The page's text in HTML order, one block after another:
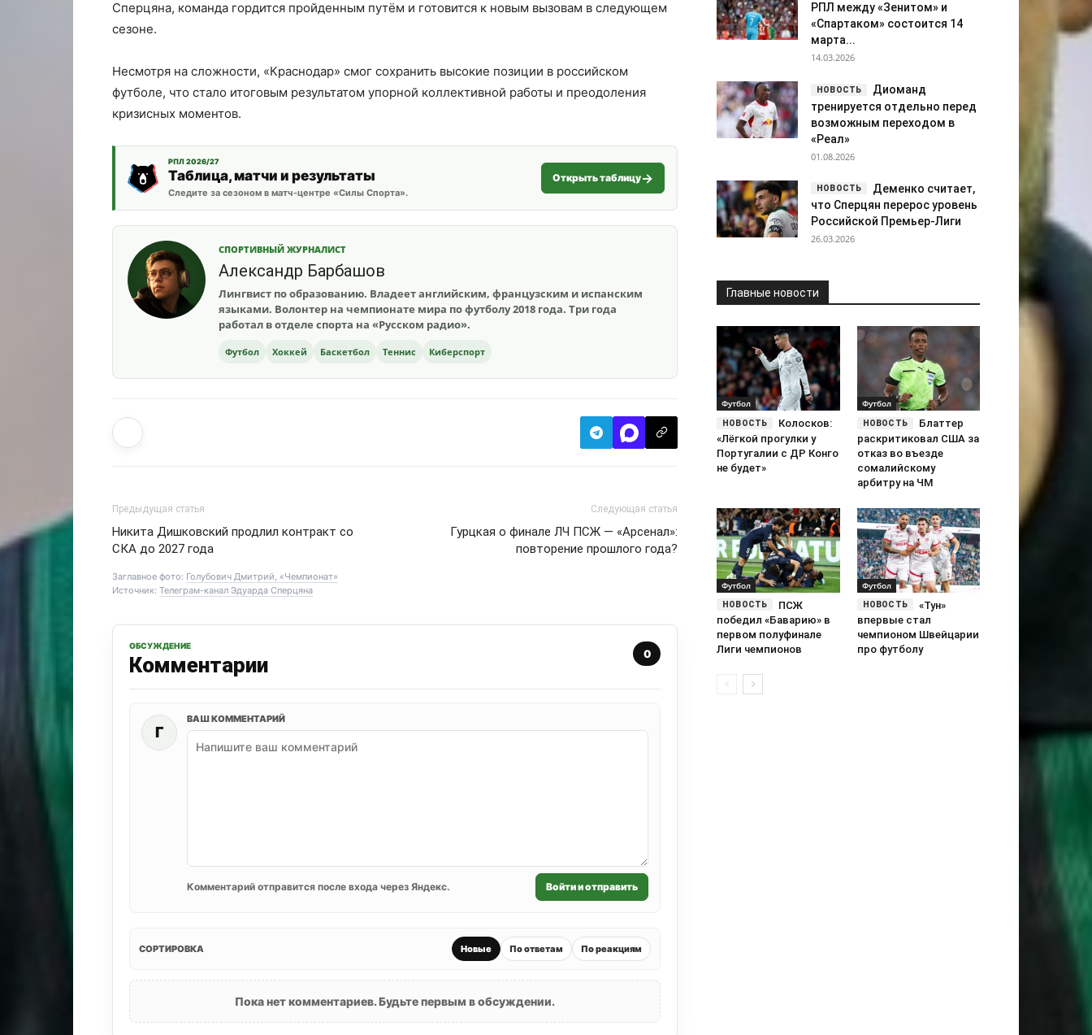
Сперцяна, команда гордится пройденным путём и готовится к новым вызовам в следующем
сезоне.
Несмотря на сложности, «Краснодар» смог сохранить высокие позиции в российском
футболе, что стало итоговым результатом упорной коллективной работы и преодоления
кризисных моментов.
РПЛ 2026/27
Таблица, матчи и результаты
Следите за сезоном в матч-центре «Силы Спорта».
Открыть таблицу
СПОРТИВНЫЙ ЖУРНАЛИСТ
Александр Барбашов
Лингвист по образованию. Владеет английским, французским и испанским
языками. Волонтер на чемпионате мира по футболу 2018 года. Три года
работал в отделе спорта на «Русском радио».
Футбол Хоккей Баскетбол Теннис Киберспорт
Предыдущая статья
Никита Дишковский продлил контракт со
СКА до 2027 года
Следующая статья
Гурцкая о финале ЛЧ ПСЖ — «Арсенал»:
повторение прошлого года?
Заглавное фото: Голубович Дмитрий, «Чемпионат»
Источник: Телеграм-канал Эдуарда Сперцяна
ОБСУЖДЕНИЕ
Комментарии 0
Г
ВАШ КОММЕНТАРИЙ
Комментарий отправится после входа через Яндекс. Войти и отправить
СОРТИРОВКА Новые По ответам По реакциям
Пока нет комментариев. Будьте первым в обсуждении.
РПЛ между «Зенитом» и
«Спартаком» состоится 14
марта...
14.03.2026
Диоманд
тренируется отдельно перед
возможным переходом в
«Реал»
01.08.2026
Деменко считает,
что Сперцян перерос уровень
Российской Премьер-Лиги
26.03.2026
Главные новости
Футбол
Колосков:
«Лёгкой прогулки у
Португалии с ДР Конго
не будет»
Футбол
Блаттер
раскритиковал США за
отказ во въезде
сомалийскому
арбитру на ЧМ
Футбол
ПСЖ
победил «Баварию» в
первом полуфинале
Лиги чемпионов
Футбол
«Тун»
впервые стал
чемпионом Швейцарии
про футболу